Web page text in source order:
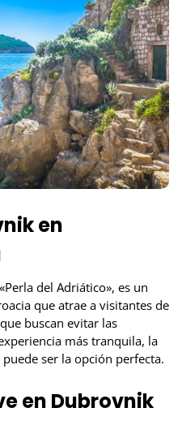
en
del Adriático», es un
que atrae a visitantes de
buscan evitar las
más tranquila, la
ser la opción perfecta.
en Dubrovnik